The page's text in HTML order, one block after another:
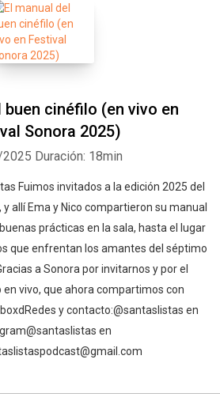
buen cinéfilo (en vivo en
Sonora 2025)
Duración: 18min
⁠Fuimos invitados a la edición 2025 del
allí Ema y Nico compartieron su manual
prácticas en la sala, hasta el lugar
que enfrentan los amantes del séptimo
a Sonora por invitarnos y por el
vivo, que ahora compartimos con
y contacto:⁠⁠⁠⁠⁠⁠⁠⁠⁠⁠⁠⁠⁠⁠⁠⁠⁠⁠⁠⁠⁠⁠⁠⁠⁠⁠⁠⁠⁠⁠⁠⁠⁠⁠⁠@santaslistas⁠⁠⁠⁠⁠⁠⁠⁠⁠⁠⁠⁠⁠⁠⁠⁠⁠⁠⁠⁠⁠⁠⁠⁠⁠⁠⁠⁠⁠⁠⁠⁠⁠⁠⁠ en
en